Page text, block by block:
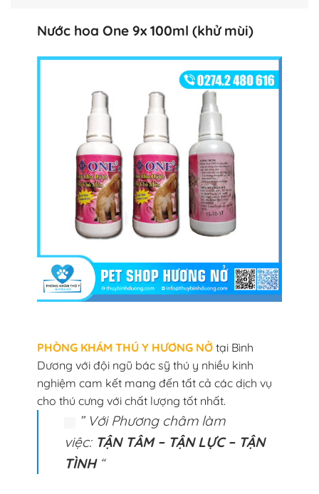
Nước hoa One 9x 100ml (khử mùi)
PHÒNG KHÁM THÚ Y HƯƠNG NỞtại Bình
Dương với đội ngũ bác sỹ thú y nhiều kinh
nghiệm cam kết mang đến tất cả các dịch vụ
cho thú cưng với chất lượng tốt nhất.
” Với Phương châm làm
việc: TẬN TÂM – TẬN LỰC – TẬN
TÌNH“